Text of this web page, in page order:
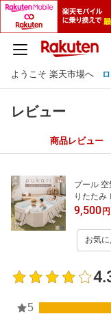
ようこそ 楽天市場へ
レビュー
商品レビュー
プール
りたたみ
大型プー
用プール
9,500円
お気
5